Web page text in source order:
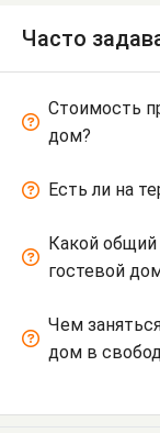
Часто
Стоимость
дом?
Есть ли на
Какой
гостевой
Чем
дом в